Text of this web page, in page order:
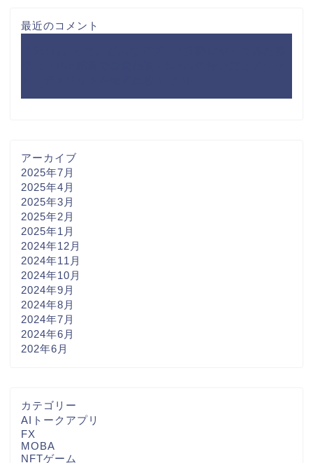
最近のコメント
アーカイブ
2025年7月
2025年4月
2025年3月
2025年2月
2025年1月
2024年12月
2024年11月
2024年10月
2024年9月
2024年8月
2024年7月
2024年6月
202年6月
カテゴリー
AIトークアプリ
FX
MOBA
NFTゲーム